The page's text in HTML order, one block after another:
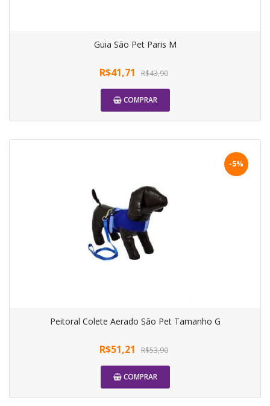
Guia São Pet Paris M
R$41,71 R$43,90
COMPRAR
-5%
Peitoral Colete Aerado São Pet Tamanho G
R$51,21 R$53,90
COMPRAR